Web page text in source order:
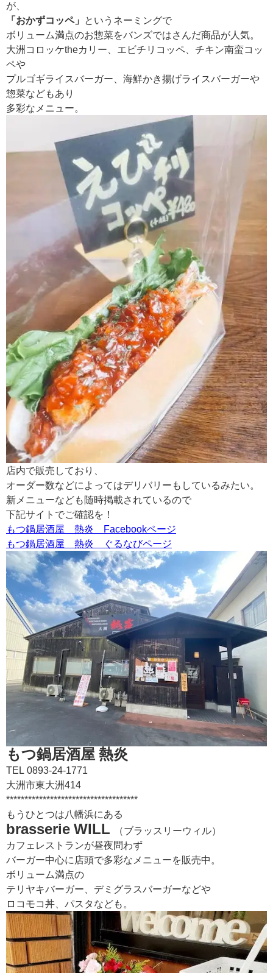
が、
「おかずコッペ」
というネーミングで
ボリューム満点のお惣菜をバンズではさんだ商品が人気。
大洲コロッケtheカリー、エビチリコッペ、チキン南蛮コッ
ペや
プルゴギライスバーガー、海鮮かき揚げライスバーガーや
惣菜などもあり
多彩なメニュー。
店内で販売しており、
オーダー数などによってはデリバリーもしているみたい。
新メニューなども随時掲載されているので
下記サイトでご確認を！
もつ鍋居酒屋 熱炎 Facebookページ
もつ鍋居酒屋 熱炎 ぐるなびページ
もつ鍋居酒屋 熱炎
TEL
0893-24-1771
大洲市東大洲414
************************************
もうひとつは八幡浜にある
brasserie WILL
（ブラッスリーウィル）
カフェレストランが昼夜問わず
バーガー中心に店頭で多彩なメニューを販売中。
ボリューム満点の
テリヤキバーガー、デミグラスバーガーなどや
ロコモコ丼、パスタなども。